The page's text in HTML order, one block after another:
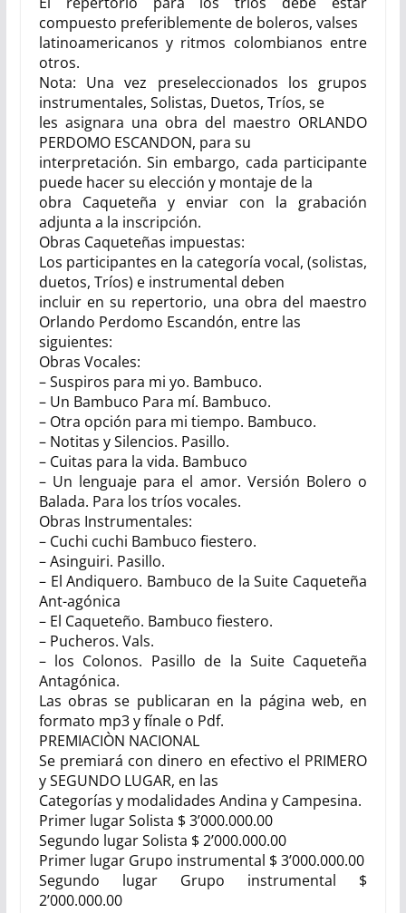
compuesto preferiblemente de boleros, valses
latinoamericanos y ritmos colombianos entre
otros.
Nota: Una vez preseleccionados los grupos
instrumentales, Solistas, Duetos, Tríos, se
les asignara una obra del maestro ORLANDO
PERDOMO ESCANDON, para su
interpretación. Sin embargo, cada participante
puede hacer su elección y montaje de la
obra Caqueteña y enviar con la grabación
adjunta a la inscripción.
Obras Caqueteñas impuestas:
Los participantes en la categoría vocal, (solistas,
duetos, Tríos) e instrumental deben
incluir en su repertorio, una obra del maestro
Orlando Perdomo Escandón, entre las
siguientes:
Obras Vocales:
– Suspiros para mi yo. Bambuco.
– Un Bambuco Para mí. Bambuco.
– Otra opción para mi tiempo. Bambuco.
– Notitas y Silencios. Pasillo.
– Cuitas para la vida. Bambuco
– Un lenguaje para el amor. Versión Bolero o
Balada. Para los tríos vocales.
Obras Instrumentales:
– Cuchi cuchi Bambuco fiestero.
– Asinguiri. Pasillo.
– El Andiquero. Bambuco de la Suite Caqueteña
Ant-agónica
– El Caqueteño. Bambuco fiestero.
– Pucheros. Vals.
– los Colonos. Pasillo de la Suite Caqueteña
Antagónica.
Las obras se publicaran en la página web, en
formato mp3 y fínale o Pdf.
PREMIACIÒN NACIONAL
Se premiará con dinero en efectivo el PRIMERO
y SEGUNDO LUGAR, en las
Categorías y modalidades Andina y Campesina.
Primer lugar Solista $ 3’000.000.00
Segundo lugar Solista $ 2’000.000.00
Primer lugar Grupo instrumental $ 3’000.000.00
Segundo lugar Grupo instrumental $
2’000.000.00